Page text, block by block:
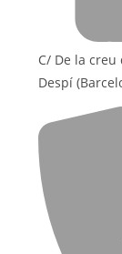
C/ De la creu
Despí